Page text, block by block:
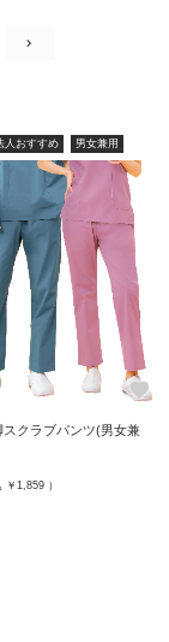
人おすすめ 男女兼用
favorite
クラブパンツ(男女兼
￥1,859 ）